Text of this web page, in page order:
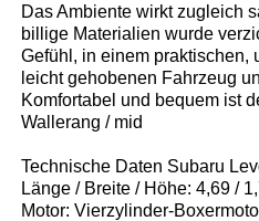
Das Ambiente wirkt zugleich
billige Materialien wurde
Gefühl, in einem praktischen,
leicht gehobenen Fahrzeug
Komfortabel und bequem ist
Wallerang / mid
Technische Daten Subaru
Länge / Breite / Höhe: 4,69 /
Motor: Vierzylinder-